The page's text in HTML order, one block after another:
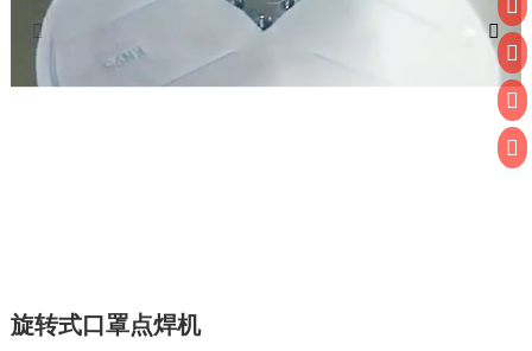
旋转式口罩点焊机